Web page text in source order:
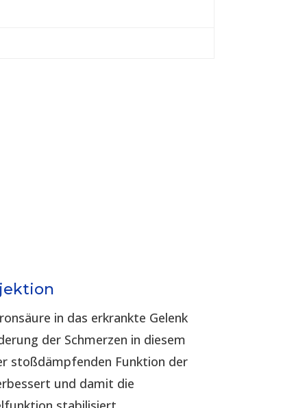
in das erkrankte Gelenk
der Schmerzen in diesem
stoßdämpfenden Funktion der
und damit die